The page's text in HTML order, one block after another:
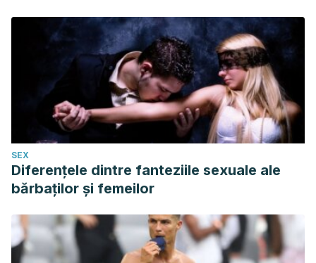
SEX
Diferențele dintre fanteziile sexuale ale
bărbaților și femeilor